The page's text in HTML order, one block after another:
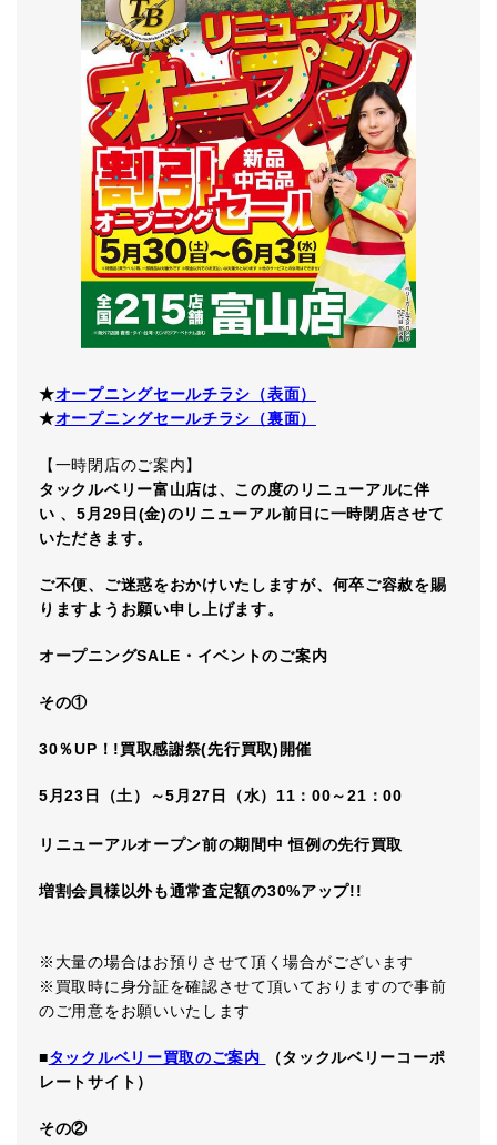
★オープニングセールチラシ（表面）
★オープニングセールチラシ（裏面）
【一時閉店のご案内】
タックルベリー富山店は、この度のリニューアルに伴
い 、5月29日(金)のリニューアル前日に一時閉店させて
いただきます。
ご不便、ご迷惑をおかけいたしますが、何卒ご容赦を賜
りますようお願い申し上げます。
オープニングSALE・イベントのご案内
その①
30％UP！!買取感謝祭(先行買取)開催
5 月23 日（土）～5 月 27 日（水） 11 ：00～21 ：00
リニューアルオープン前の期間中恒例の先行買取
増割会員様以外も通常査定額の30%アップ!!
※大量の場合はお預りさせて頂く場合がございます
※買取時に身分証を確認させて頂いておりますので事前
のご用意をお願いいたします
■タックルベリー買取のご案内
（タックルベリーコーポ
レートサイト）
その②